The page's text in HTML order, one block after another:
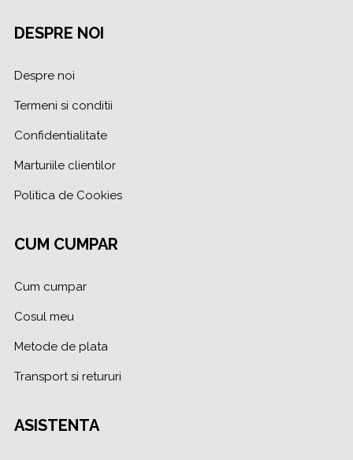
DESPRE NOI
Despre noi
Termeni si conditii
Confidentialitate
Marturiile clientilor
Politica de Cookies
CUM CUMPAR
Cum cumpar
Cosul meu
Metode de plata
Transport si retururi
ASISTENTA